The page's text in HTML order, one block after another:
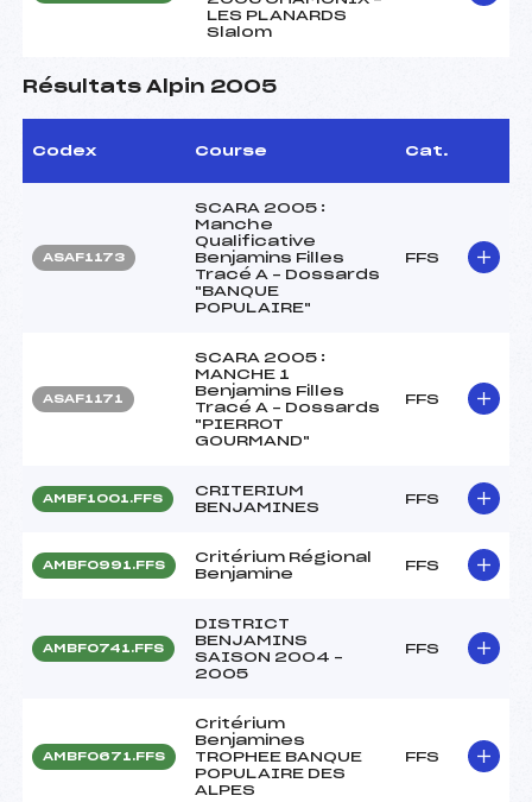
LES PLANARDS
Slalom
Résultats Alpin 2005
Codex Course Cat.
ASAF1173
SCARA 2005 :
Manche
Qualificative
Benjamins Filles
Tracé A – Dossards
"BANQUE
POPULAIRE"
FFS
ASAF1171
SCARA 2005 :
MANCHE 1
Benjamins Filles
Tracé A – Dossards
"PIERROT
GOURMAND"
FFS
AMBF1001.FFS
CRITERIUM
BENJAMINES
FFS
AMBF0991.FFS
Critérium Régional
Benjamine
FFS
AMBF0741.FFS
DISTRICT
BENJAMINS
SAISON 2004 –
2005
FFS
AMBF0671.FFS
Critérium
Benjamines
TROPHEE BANQUE
POPULAIRE DES
ALPES
FFS